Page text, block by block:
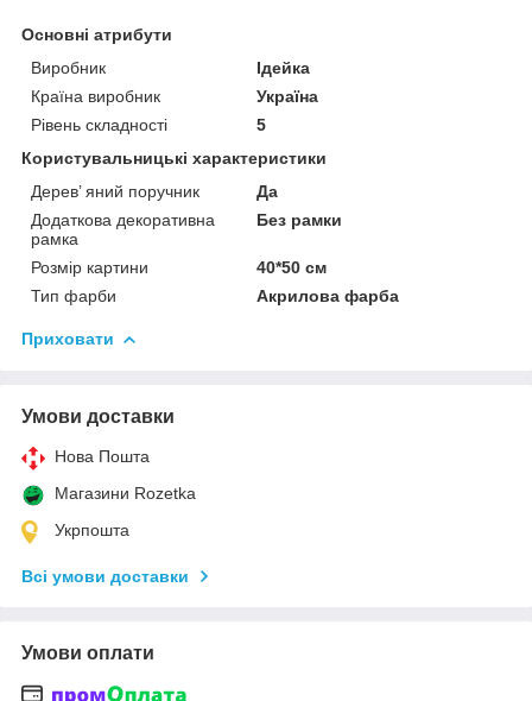
Основні атрибути
Виробник
Ідейка
Країна виробник
Україна
Рівень складності
5
Користувальницькі характеристики
Дерев’ яний поручник
Да
Додаткова декоративна
рамка
Без рамки
Розмір картини
40*50 см
Тип фарби
Акрилова фарба
Приховати
Умови доставки
Нова Пошта
Магазини Rozetka
Укрпошта
Всі умови доставки
Умови оплати